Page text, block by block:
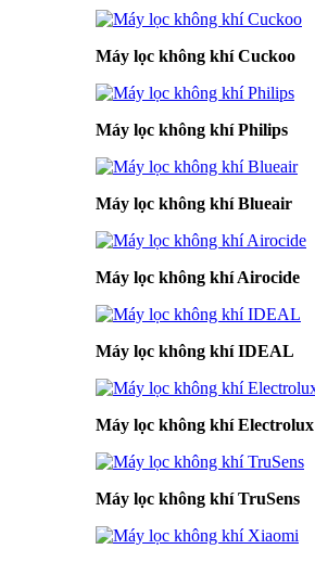
Máy lọc không khí Cuckoo
Máy lọc không khí Philips
Máy lọc không khí Blueair
Máy lọc không khí Airocide
Máy lọc không khí IDEAL
Máy lọc không khí Electrolux
Máy lọc không khí TruSens